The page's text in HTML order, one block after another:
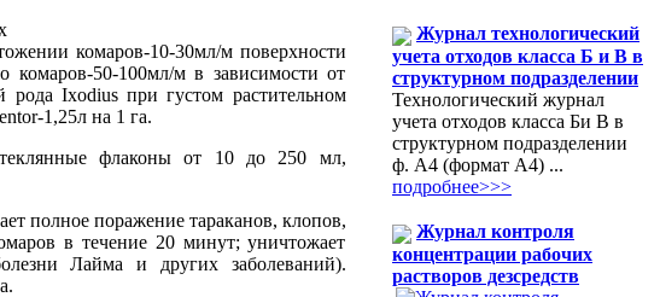
комаров-10-30мл/м поверхности
50-100мл/м в зависимости от
рода Ixodius при густом растительном
1,25л на 1 га.
флаконы от 10 до 250 мл,
полное поражение тараканов, клопов,
в течение 20 минут; уничтожает
Лайма и других заболеваний).
Журнал технологический
учета отходов класса Б и В в
структурном подразделении
Технологический журнал
учета отходов класса Би В в
структурном подразделении
ф. А4 (формат А4) ...
подробнее>>>
Журнал контроля
концентрации рабочих
растворов дезсредств